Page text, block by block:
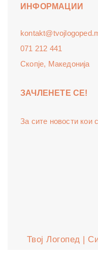
ИНФОРМАЦИИ
071 212 441
Скопје, Македонија
ЗАЧЛЕНЕТЕ СЕ!
За сите новости кои
Твој Логопед |